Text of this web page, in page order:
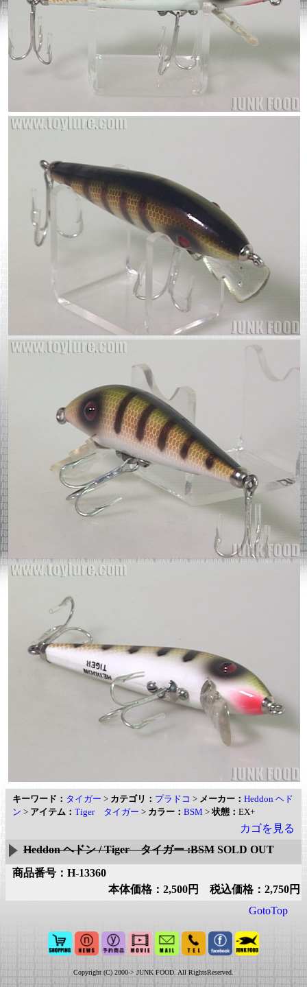
キーワード： タイガー > カテゴリ： プラドコ > メーカー： Heddon ヘド
ン > アイテム： Tiger タイガー > カラー： BSM >状態： EX+
カゴを見る
Heddon ヘドン / Tiger タイガー :BSM SOLD OUT
商品番号：H-13360
本体価格：2,500円 税込価格：2,750円
GotoTop
Copyright (C) 2000-> JUNK FOOD. All RightsReserved.